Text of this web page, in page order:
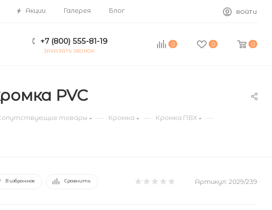
Акции Галерея Блог ВОЙТИ
+7 (800) 555-81-19
ЗАКАЗАТЬ ЗВОНОК
0 0 0
PVC
товары — Кромка — Кромка ПВХ —
В избранное Сравнить Артикул: 2029/239